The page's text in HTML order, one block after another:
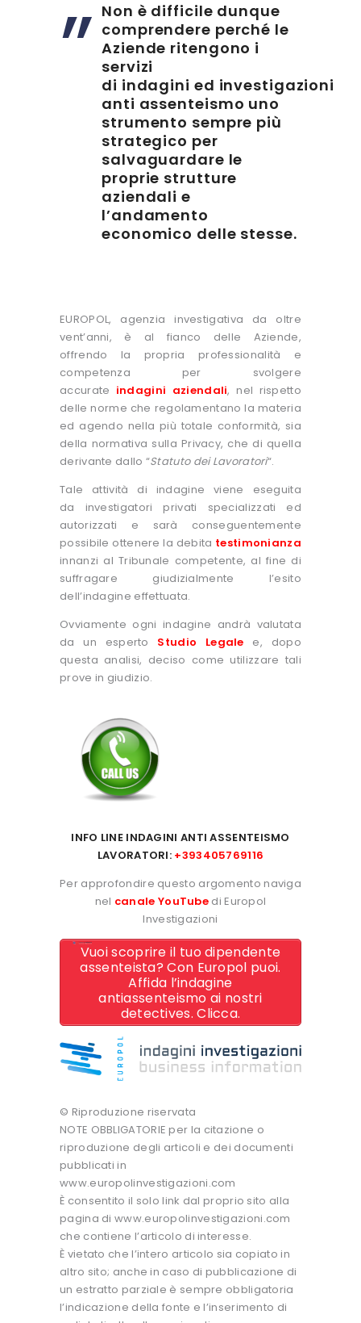
Non è difficile dunque
comprendere perché le
Aziende ritengono i
servizi
di indagini ed investigazioni
anti assenteismo uno
strumento sempre più
strategico per
salvaguardare le
proprie strutture
aziendali e
l’andamento
economico delle stesse.
EUROPOL, agenzia investigativa da oltre
vent’anni, è al fianco delle Aziende,
offrendo la propria professionalità e
competenza per svolgere
accurate indagini aziendali, nel rispetto
delle norme che regolamentano la materia
ed agendo nella più totale conformità, sia
della normativa sulla Privacy, che di quella
derivante dallo “Statuto dei Lavoratori“.
Tale attività di indagine viene eseguita
da investigatori privati specializzati ed
autorizzati e sarà conseguentemente
possibile ottenere la debita testimonianza
innanzi al Tribunale competente, al fine di
suffragare giudizialmente l’esito
dell’indagine effettuata.
Ovviamente ogni indagine andrà valutata
da un esperto Studio Legale e, dopo
questa analisi, deciso come utilizzare tali
prove in giudizio.
INFO LINE INDAGINI ANTI ASSENTEISMO
LAVORATORI: +393405769116
Per approfondire questo argomento naviga
nel canale YouTube di Europol
Investigazioni
Vuoi scoprire il tuo dipendente
assenteista? Con Europol puoi.
Affida l’indagine
antiassenteismo ai nostri
detectives. Clicca.
© Riproduzione riservata
NOTE OBBLIGATORIE per la citazione o
riproduzione degli articoli e dei documenti
pubblicati in
www.europolinvestigazioni.com
È consentito il solo link dal proprio sito alla
pagina di www.europolinvestigazioni.com
che contiene l’articolo di interesse.
È vietato che l’intero articolo sia copiato in
altro sito; anche in caso di pubblicazione di
un estratto parziale è sempre obbligatoria
l’indicazione della fonte e l’inserimento di